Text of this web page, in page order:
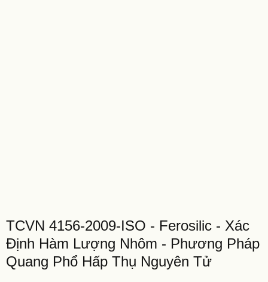
TCVN 4156-2009-ISO - Ferosilic - Xác
Định Hàm Lượng Nhôm - Phương Pháp
Quang Phổ Hấp Thụ Nguyên Tử